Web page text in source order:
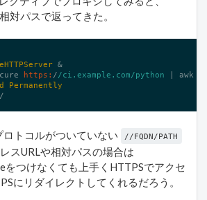
対パスで返ってきた。
https: //ci.example.com/python | awk
Permanently
トコルがついていない //FQDN/PATH
スURLや相対パスの場合は
をつけなくても上手くHTTPSでアクセ
にリダイレクトしてくれるだろう。